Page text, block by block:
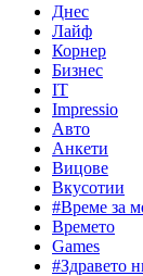
Днес
Лайф
Корнер
Бизнес
IT
Impressio
Авто
Анкети
Вицове
Вкусотии
#Време за
Времето
Games
#Здравето